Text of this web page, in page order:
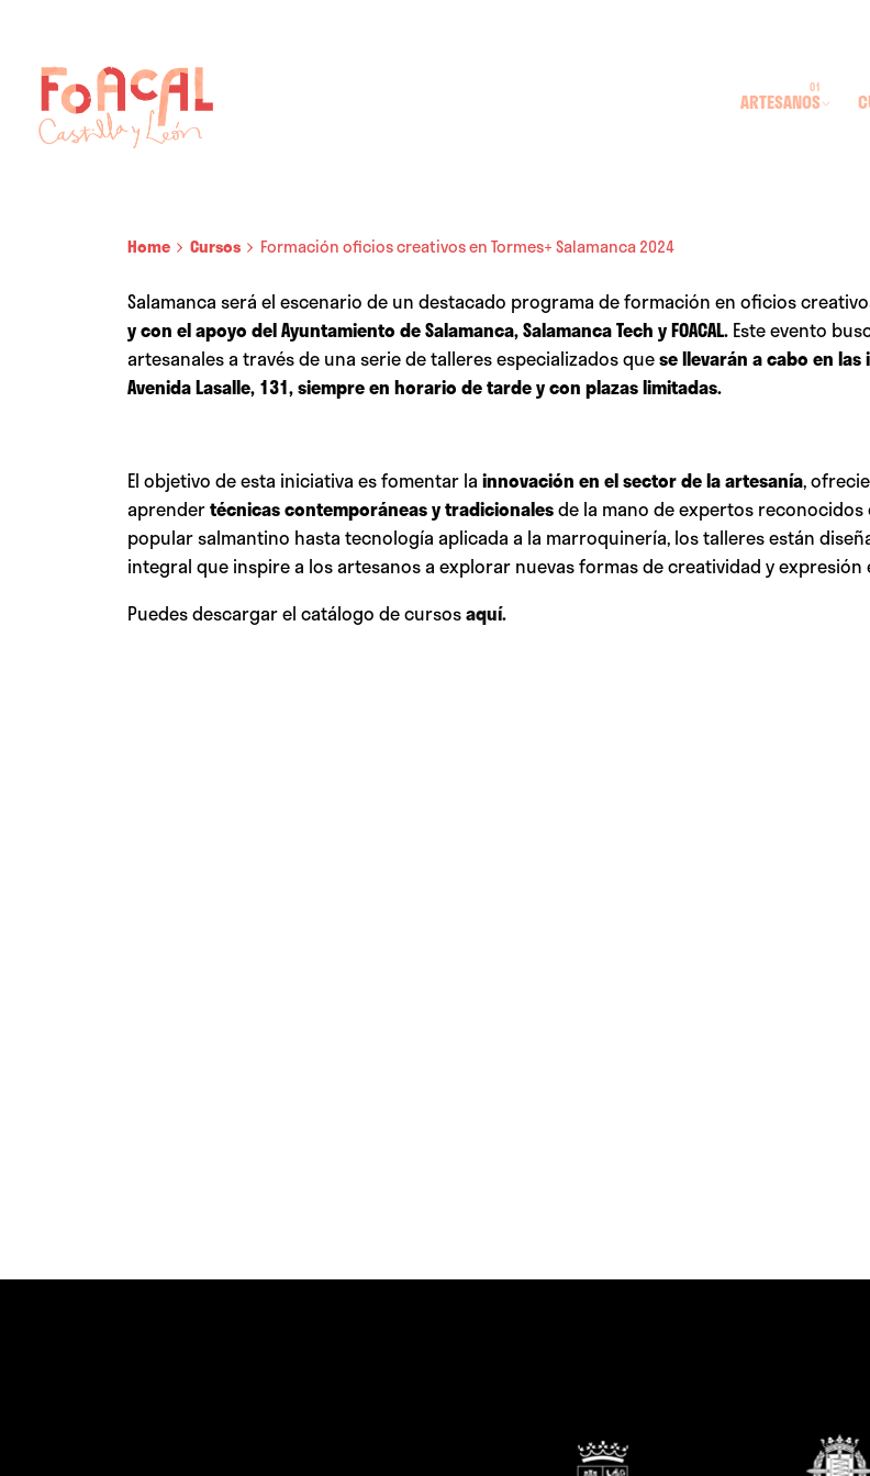
content
ARTESANOS
Home Cursos Formación oficios creativos en Tormes+ Salamanca 2024
Salamanca será el escenario de un destacado programa de formación en oficios
y con el apoyo del Ayuntamiento de Salamanca,Salamanca Tech y FOACAL. Este evento
artesanales a través de una serie de talleres especializados quese llevarán a cabo en
Avenida Lasalle, 131, siempre en horario de tarde y con plazas limitadas.
El objetivo de esta iniciativa es fomentar la innovación en el sector de la artesanía,
aprendertécnicas contemporáneas y tradicionalesde la mano de expertos
popular salmantino hasta tecnología aplicada a la marroquinería, los talleres están
integral que inspire a los artesanos a explorar nuevas formas de creatividad y expresión
Puedes descargar el catálogo de cursosaquí.